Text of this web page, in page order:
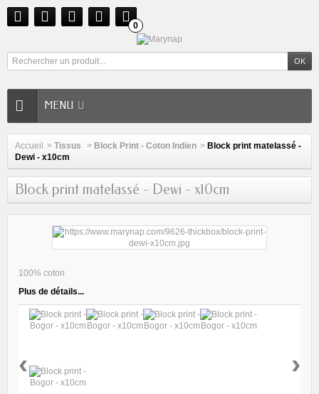
0
MENU
Accueil > Tissus > Block Print - Coton Indien > Block print matelassé -
Dewi - x10cm
Block print matelassé - Dewi - x10cm
100% coton
Plus de détails...
‹ ›